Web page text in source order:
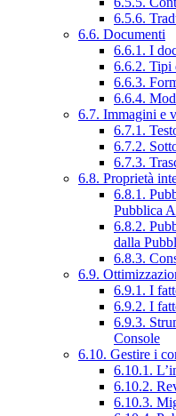
6.5.6.
6.6. Documenti
6.6.1. I
6.6.2. Tipi
6.6.3.
6.6.4.
6.7. Immagini e
6.7.1.
6.7.2.
6.7.3.
6.8. Proprietà
6.8.1.
Pubblica
6.8.2.
dalla
6.8.3.
6.9.
6.9.1. I
6.9.2. I
6.9.3.
Console
6.10. Gestire i
6.10.1.
6.10.2.
6.10.3.